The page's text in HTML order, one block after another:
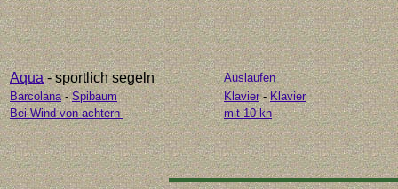
Aqua- sportlich segeln
Auslaufen
Barcolana-Spibaum Klavier-Klavier
Bei Wind von achtern
mit 10 kn